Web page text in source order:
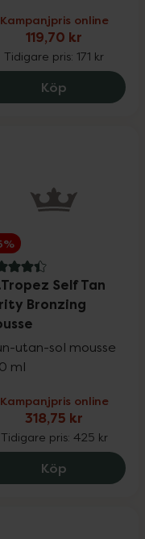
Tanning Mousse,
Kampanjpris online
119,70 kr
Tidigare pris: 171 kr
Köp ACO Self
Glow Self-
av 5 i omdöme
Self Tan
Bronzing
utan-sol mousse
ml
Kampanjpris online
318,75 kr
Tidigare pris: 425 kr
Köp St.Tropez